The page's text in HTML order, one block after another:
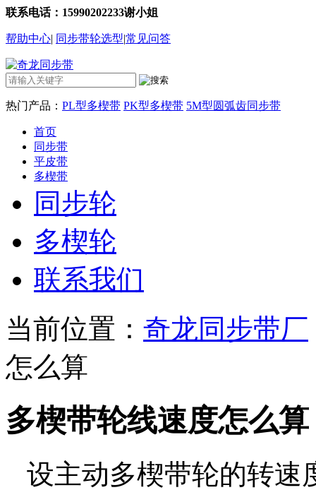
联系电话：15990202233谢小姐
帮助中心| 同步带轮选型|常见问答
热门产品： PL型多楔带 PK型多楔带 5M型圆弧齿同步带
首页
同步带
平皮带
多楔带
同步轮
多楔轮
联系我们
当前位置： 奇龙同步带厂
怎么算
多楔带轮线速度怎么算
设主动多楔带轮的转速